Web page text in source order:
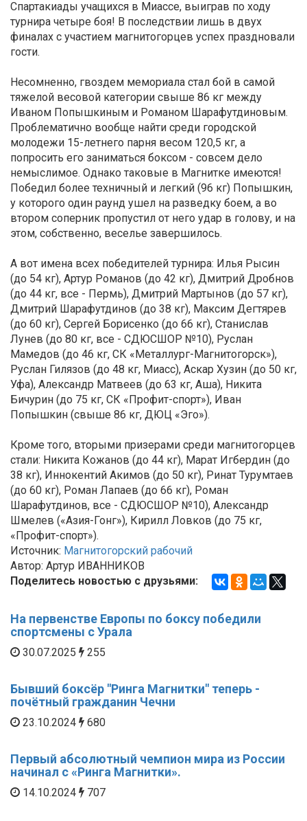
Спартакиады учащихся в Миассе, выиграв по ходу
турнира четыре боя! В последствии лишь в двух
финалах с участием магнитогорцев успех праздновали
гости.
Несомненно, гвоздем мемориала стал бой в самой
тяжелой весовой категории свыше 86 кг между
Иваном Попышкиным и Романом Шарафутдиновым.
Проблематично вообще найти среди городской
молодежи 15-летнего парня весом 120,5 кг, а
попросить его заниматься боксом - совсем дело
немыслимое. Однако таковые в Магнитке имеются!
Победил более техничный и легкий (96 кг) Попышкин,
у которого один раунд ушел на разведку боем, а во
втором соперник пропустил от него удар в голову, и на
этом, собственно, веселье завершилось.
А вот имена всех победителей турнира: Илья Рысин
(до 54 кг), Артур Романов (до 42 кг), Дмитрий Дробнов
(до 44 кг, все - Пермь), Дмитрий Мартынов (до 57 кг),
Дмитрий Шарафутдинов (до 38 кг), Максим Дегтярев
(до 60 кг), Сергей Борисенко (до 66 кг), Станислав
Лунев (до 80 кг, все - СДЮСШОР №10), Руслан
Мамедов (до 46 кг, СК «Металлург-Магнитогорск»),
Руслан Гилязов (до 48 кг, Миасс), Аскар Хузин (до 50 кг,
Уфа), Александр Матвеев (до 63 кг, Аша), Никита
Бичурин (до 75 кг, СК «Профит-спорт»), Иван
Попышкин (свыше 86 кг, ДЮЦ «Эго»).
Кроме того, вторыми призерами среди магнитогорцев
стали: Никита Кожанов (до 44 кг), Марат Игбердин (до
38 кг), Иннокентий Акимов (до 50 кг), Ринат Турумтаев
(до 60 кг), Роман Лапаев (до 66 кг), Роман
Шарафутдинов, все - СДЮСШОР №10), Александр
Шмелев («Азия-Гонг»), Кирилл Ловков (до 75 кг,
«Профит-спорт»).
Источник: Магнитогорский рабочий
Автор: Артур ИВАННИКОВ
Поделитесь новостью с друзьями:
На первенстве Европы по боксу победили
спортсмены с Урала
30.07.2025 255
Бывший боксёр "Ринга Магнитки" теперь -
почётный гражданин Чечни
23.10.2024 680
Первый абсолютный чемпион мира из России
начинал с «Ринга Магнитки».
14.10.2024 707